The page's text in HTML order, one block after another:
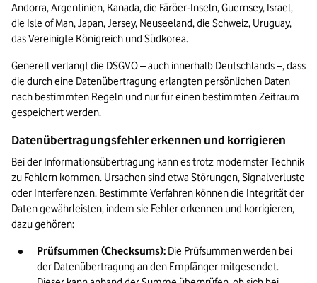
Andorra, Argentinien, Kanada, die Färöer-Inseln, Guernsey, Israel,
die Isle of Man, Japan, Jersey, Neuseeland, die Schweiz, Uruguay,
das Vereinigte Königreich und Südkorea.
Generell verlangt die DSGVO – auch innerhalb Deutschlands –, dass
die durch eine Datenübertragung erlangten persönlichen Daten
nach bestimmten Regeln und nur für einen bestimmten Zeitraum
gespeichert werden.
Datenübertragungsfehler erkennen und korrigieren
Bei der Informationsübertragung kann es trotz modernster Technik
zu Fehlern kommen. Ursachen sind etwa Störungen, Signalverluste
oder Interferenzen. Bestimmte Verfahren können die Integrität der
Daten gewährleisten, indem sie Fehler erkennen und korrigieren,
dazu gehören:
Prüfsummen (Checksums): Die Prüfsummen werden bei
der Datenübertragung an den Empfänger mitgesendet.